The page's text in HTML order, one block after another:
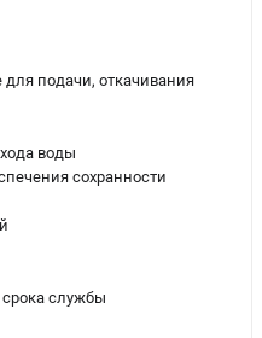
для подачи, откачивания
воды
сохранности
службы